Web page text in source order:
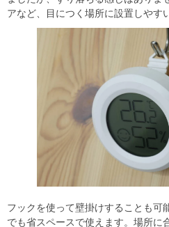
アなど、目につく場所に設置しやす
フックを使って壁掛けすることも可
でも省スペースで使えます。場所に